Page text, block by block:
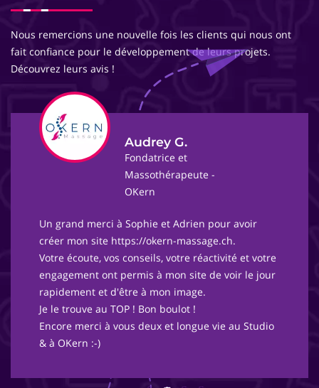
Nous remercions une nouvelle fois les clients qui nous ont
fait confiance pour le développement de leurs projets.
Découvrez leurs avis !
Audrey G.
Fondatrice et
Massothérapeute -
OKern
Un grand merci à Sophie et Adrien pour avoir
créer mon site https://okern-massage.ch.
Votre écoute, vos conseils, votre réactivité et votre
engagement ont permis à mon site de voir le jour
rapidement et d'être à mon image.
Je le trouve au TOP ! Bon boulot !
Encore merci à vous deux et longue vie au Studio
& à OKern :-)